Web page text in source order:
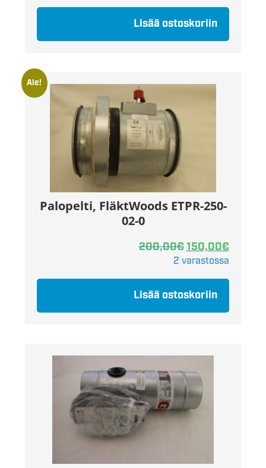
Lisää ostoskoriin
Ale!
Palopelti, FläktWoods ETPR-250-
02-0
200,00€150,00€
2 varastossa
Lisää ostoskoriin